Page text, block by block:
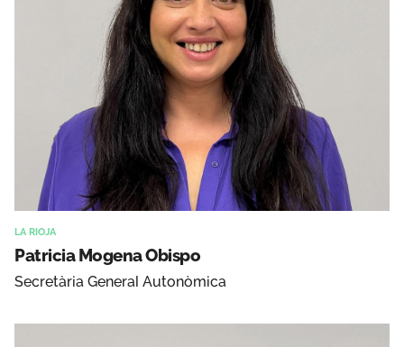
LA RIOJA
Patricia Mogena Obispo
Secretària General Autonòmica